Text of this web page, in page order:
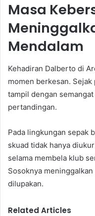
Masa
Mendalam
Kehadiran Dalberto di
momen berkesan.
tampil dengan
pertandingan.
Pada lingkungan sepak
skuad tidak hanya
selama membela klub
Sosoknya
dilupakan.
Related Articles